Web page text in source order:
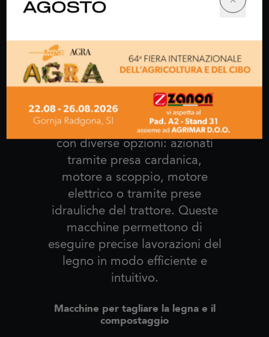
una vasta gamma di macchine
per tagliare il legno e di
attrezzature agricole che
facilitano la lavorazione dei
residui lignei. I macchinari
taglialegna sono disponibili
con diverse opzioni: azionati
tramite presa cardanica,
motore a scoppio, motore
elettrico o tramite prese
idrauliche del trattore. Queste
macchine permettono di
eseguire precise lavorazioni del
legno in modo efficiente e
intuitivo.
Macchine per tagliare la legna e il
compostaggio
AGOSTO